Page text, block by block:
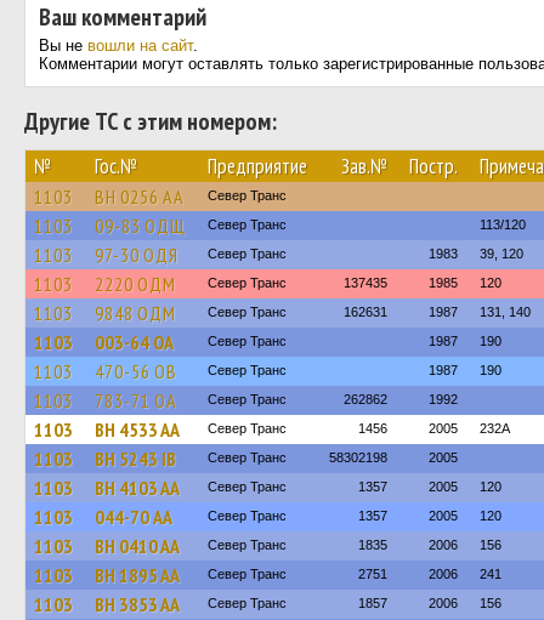
Ваш комментарий
Вы не вошли на сайт.
Комментарии могут оставлять только зарегистрированные
Другие ТС с этим номером:
№ Гос.№ Предприятие Зав.№ Постр.
1103 BH 0256 AA Север Транс
1103 09-83 ОДЩ Север Транс 113/120
1103 97-30 ОДЯ Север Транс 1983 39, 120
1103 2220 ОДМ Север Транс 137435 1985 120
1103 9848 ОДМ Север Транс 162631 1987 131, 140
1103 003-64 ОА Север Транс 1987 190
1103 470-56 ОВ Север Транс 1987 190
1103 783-71 ОА Север Транс 262862 1992
1103 BH 4533 AA Север Транс 1456 2005 232A
1103 BH 5243 IB Север Транс 58302198 2005
1103 BH 4103 AA Север Транс 1357 2005 120
1103 044-70 АА Север Транс 1357 2005 120
1103 BH 0410 AA Север Транс 1835 2006 156
1103 BH 1895 AA Север Транс 2751 2006 241
1103 BH 3853 AA Север Транс 1857 2006 156